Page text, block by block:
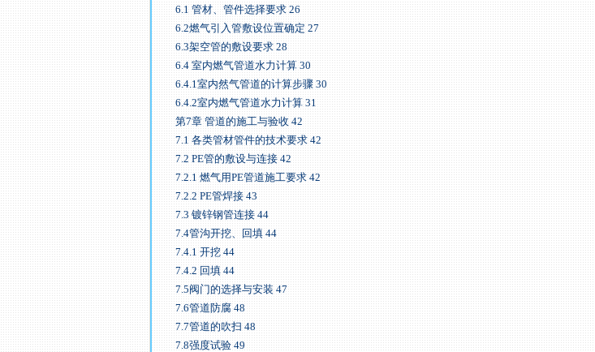
6.1 管材、管件选择要求 26
6.2燃气引入管敷设位置确定 27
6.3架空管的敷设要求 28
6.4 室内燃气管道水力计算 30
6.4.1室内然气管道的计算步骤 30
6.4.2室内燃气管道水力计算 31
第7章 管道的施工与验收 42
7.1 各类管材管件的技术要求 42
7.2 PE管的敷设与连接 42
7.2.1 燃气用PE管道施工要求 42
7.2.2 PE管焊接 43
7.3 镀锌钢管连接 44
7.4管沟开挖、回填 44
7.4.1 开挖 44
7.4.2 回填 44
7.5阀门的选择与安装 47
7.6管道防腐 48
7.7管道的吹扫 48
7.8强度试验 49